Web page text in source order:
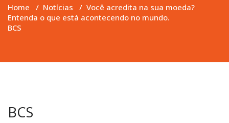
Home / Notícias / Você acredita na sua moeda?
Entenda o que está acontecendo no mundo.
BCS
BCS